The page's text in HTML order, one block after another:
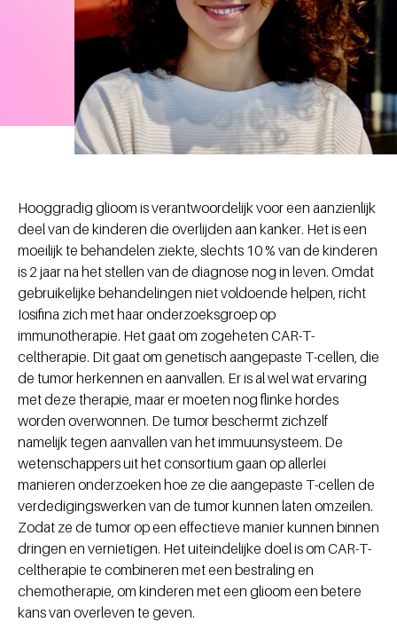
Hooggradig glioom is verantwoordelijk voor een aanzienlijk
deel van de kinderen die overlijden aan kanker. Het is een
moeilijk te behandelen ziekte, slechts 10 % van de kinderen
is 2 jaar na het stellen van de diagnose nog in leven. Omdat
gebruikelijke behandelingen niet voldoende helpen, richt
Iosifina zich met haar onderzoeksgroep op
immunotherapie. Het gaat om zogeheten CAR-T-
celtherapie. Dit gaat om genetisch aangepaste T-cellen, die
de tumor herkennen en aanvallen. Er is al wel wat ervaring
met deze therapie, maar er moeten nog flinke hordes
worden overwonnen. De tumor beschermt zichzelf
namelijk tegen aanvallen van het immuunsysteem. De
wetenschappers uit het consortium gaan op allerlei
manieren onderzoeken hoe ze die aangepaste T-cellen de
verdedigingswerken van de tumor kunnen laten omzeilen.
Zodat ze de tumor op een effectieve manier kunnen binnen
dringen en vernietigen. Het uiteindelijke doel is om CAR-T-
celtherapie te combineren met een bestraling en
chemotherapie, om kinderen met een glioom een betere
kans van overleven te geven.